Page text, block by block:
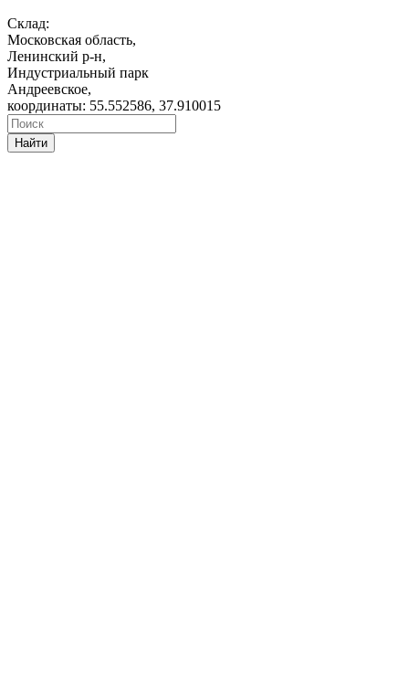
Склад:
Московская область,
Ленинский р-н,
Индустриальный парк
Андреевское,
координаты: 55.552586, 37.910015
Найти